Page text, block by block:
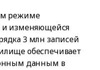
режиме
и изменяющейся
3 млн записей
обеспечивает
данным в